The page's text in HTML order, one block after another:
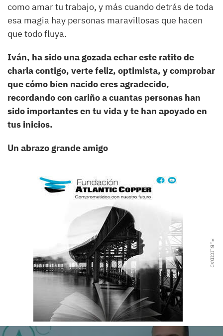
como amar tu trabajo, y más cuando detrás de toda
esa magia hay personas maravillosas que hacen
que todo fluya.
Iván, ha sido una gozada echar este ratito de
charla contigo, verte feliz, optimista, y comprobar
que cómo bien nacido eres agradecido,
recordando con cariño a cuantas personas han
sido importantes en tu vida y te han apoyado en
tus inicios.
Un abrazo grande amigo